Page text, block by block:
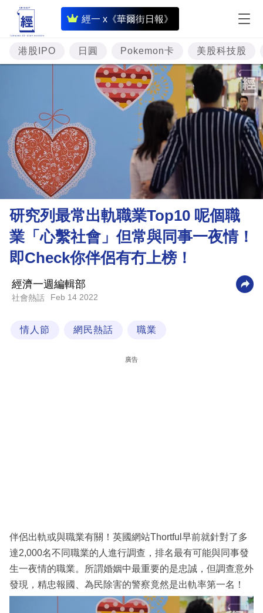
經一 x《華爾街日報》
即
時
財
經
投
資
樓
市
理
財
商
業
科
技
場
港股IPO 日圓 Pokemon卡 美股科技股
研究列最常出軌職業Top10 呢個職
業「心繫社會」但常與同事一夜情！
即Check你伴侶有冇上榜！
經濟一週編輯部
社會熱話 Feb 14 2022
情人節 網民熱話 職業
廣告
伴侶出軌或與職業有關！英國網站Thortful早前就針對了多
達2,000名不同職業的人進行調查，排名最有可能與同事發
生一夜情的職業。所謂婚姻中最重要的是忠誠，但調查意外
發現，精忠報國、為民除害的警察竟然是出軌率第一名！